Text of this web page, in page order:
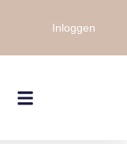
Inloggen